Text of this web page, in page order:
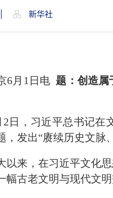
新华社
6月1日电 题：创造
2日，习近平总书记
，发出“赓续历史文脉
以来，在习近平文化
幅古老文明与现代文